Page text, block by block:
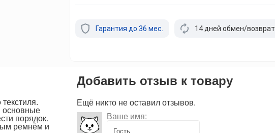
Гарантия до 36 мес. 14 дней обмен/возврат
основные
порядок.
ремнём и
Добавить отзыв к товару
Ещё никто не оставил отзывов.
Ваше имя: